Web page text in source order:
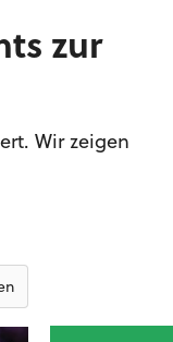
zur
Wir zeigen